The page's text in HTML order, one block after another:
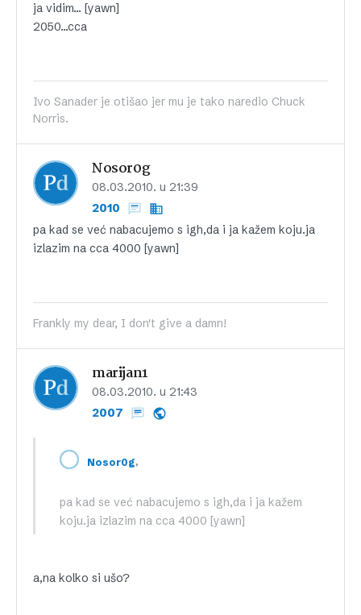
ja vidim… [yawn]
2050…cca
Ivo Sanader je otišao jer mu je tako naredio Chuck
Norris.
Nosor0g
08.03.2010. u 21:39
2010
pa kad se već nabacujemo s igh,da i ja kažem koju.ja
izlazim na cca 4000 [yawn]
Frankly my dear, I don't give a damn!
marijan1
08.03.2010. u 21:43
2007
Nosor0g,
pa kad se već nabacujemo s igh,da i ja kažem
koju.ja izlazim na cca 4000 [yawn]
a,na kolko si ušo?